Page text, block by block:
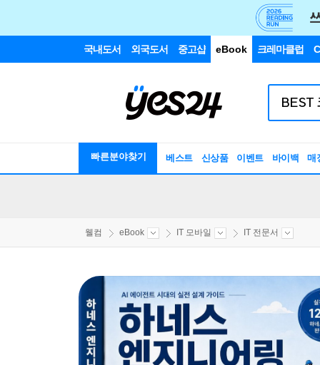
국내도서 외국도서 중고샵 eBook 크레마클럽
빠른분야찾기 베스트 신상품 이벤트 바이백 매
웰컴 eBook IT 모바일 IT 전문서